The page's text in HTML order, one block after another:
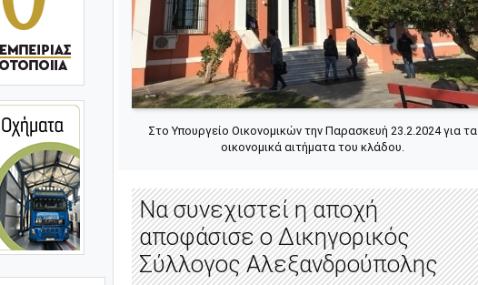
Στο Υπουργείο Οικονομικών την Παρασκευή 23.2.2024 για τα
οικονομικά αιτήματα του κλάδου.
Να συνεχιστεί η αποχή
αποφάσισε ο Δικηγορικός
Σύλλογος Αλεξανδρούπολης